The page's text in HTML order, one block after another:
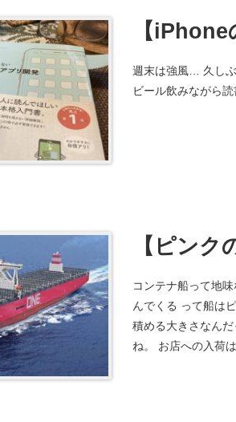
【iPhone
週末は強風… 久し
ビール飲みながら読
【ピンク
コンテナ船って地
んでくる って船は
積める大きさなん
ね。 お店への入荷